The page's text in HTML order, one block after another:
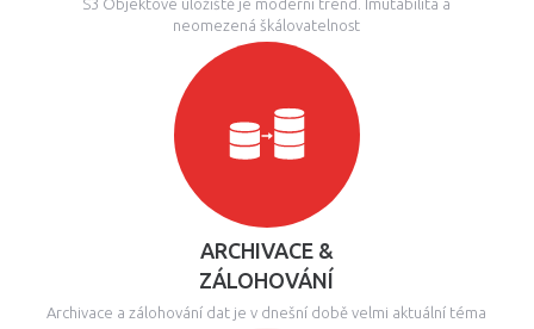
S3 Objektové úložiště je moderní trend. Imutabilita a
neomezená škálovatelnost
ARCHIVACE &
ZÁLOHOVÁNÍ
Archivace a zálohování dat je v dnešní době velmi aktuální téma